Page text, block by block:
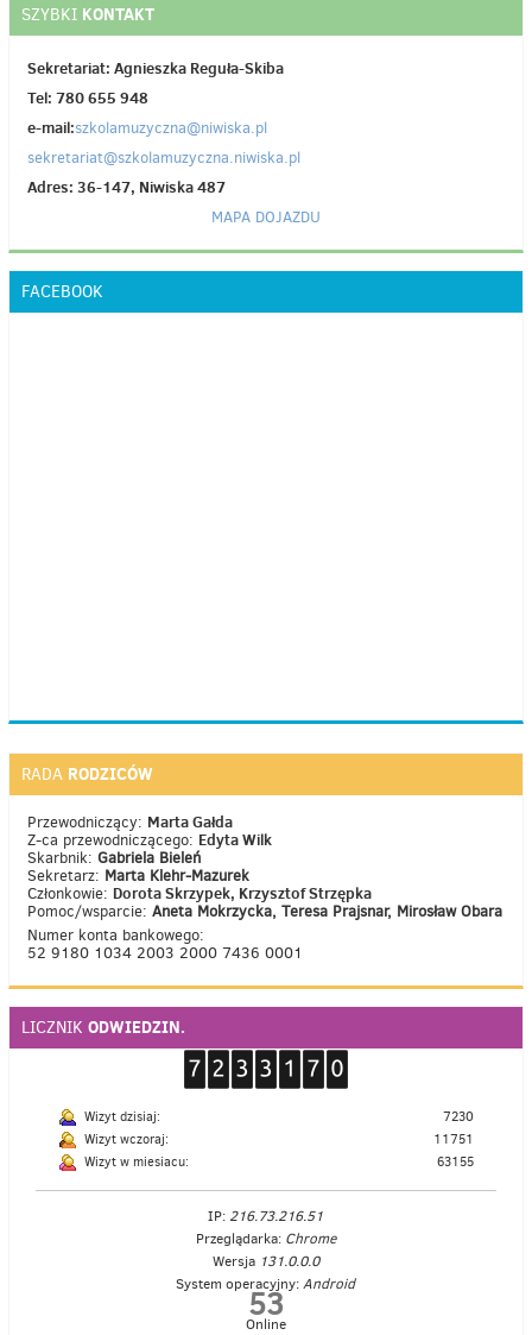
SZYBKI KONTAKT
Sekretariat: Agnieszka Reguła-Skiba
Tel: 780 655 948
e-mail:szkolamuzyczna@niwiska.pl
sekretariat@szkolamuzyczna.niwiska.pl
Adres: 36-147, Niwiska 487
MAPA DOJAZDU
FACEBOOK
RADA RODZICÓW
Przewodniczący: Marta Gałda
Z-ca przewodniczącego: Edyta Wilk
Skarbnik: Gabriela Bieleń
Sekretarz: Marta Klehr-Mazurek
Członkowie: Dorota Skrzypek, Krzysztof Strzępka
Pomoc/wsparcie: Aneta Mokrzycka, Teresa Prajsnar, Mirosław Obara
Numer konta bankowego:
52 9180 1034 2003 2000 7436 0001
LICZNIK ODWIEDZIN.
Wizyt dzisiaj:
7230
Wizyt wczoraj:
11751
Wizyt w miesiacu:
63155
IP: 216.73.216.51
Przeglądarka: Chrome
Wersja 131.0.0.0
System operacyjny:Android
53
Online